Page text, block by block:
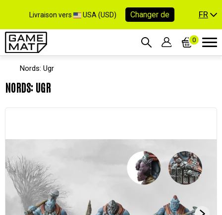
Livraison vers USA (USD) Changer de FR
0
Nords: Ugr
NORDS: UGR